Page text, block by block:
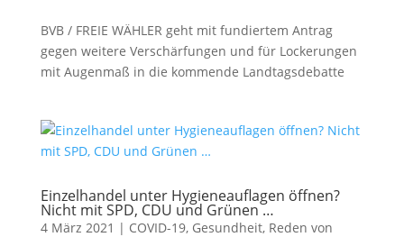
BVB / FREIE WÄHLER geht mit fundiertem Antrag
gegen weitere Verschärfungen und für Lockerungen
mit Augenmaß in die kommende Landtagsdebatte
Einzelhandel unter Hygieneauflagen öffnen?
Nicht mit SPD, CDU und Grünen …
4 März 2021 | COVID-19, Gesundheit, Reden von